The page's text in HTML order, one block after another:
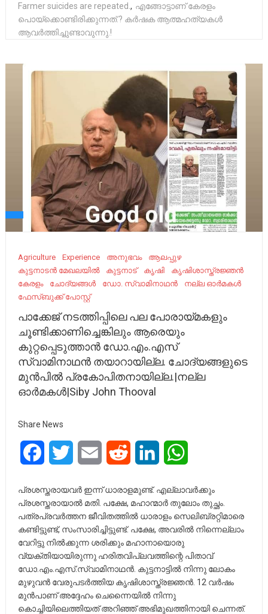
Farmer suicides are repeated., എങ്ങോട്ടാണ് കേരളം
പൊയ്ക്കൊണ്ടിരിക്കുന്നത്.? കർഷക ആത്മഹത്യകൾ
ആവർത്തിച്ചുണ്ടാവുന്നു.!
Agriculture Experience അനുഭവം
ആലപ്പുഴ
കുട്ടനാടന്‍ മേഖലയില്‍
കുട്ടനാട് കൃഷി
കൃഷിശാസ്ത്രജ്ഞൻ
കേരളം
ചോദ്യങ്ങൾ ഡോ. സ്വാമിനാഥൻ
നല്ല ഓർമകൾ
ഫേ​സ്ബു​ക്ക് പോ​സ്റ്റ്
പാക്കേജ് നടത്തിപ്പിലെ പല പോരായ്മകളും
ചൂണ്ടിക്കാണിച്ചെങ്കിലും ആരെയും
കുറ്റപ്പെടുത്താൻ ഡോ.എം.എസ്
സ്വാമിനാഥൻ തയാറായില്ല. ചോദ്യങ്ങളുടെ
മുൻപിൽ പ്രകോപിതനായില്ല.|നല്ല
ഓർമകൾ|Siby John Thooval
Share News
FacebookTwitter Email Reddit LinkedIn
പ്രശസ്തരായവർ ഇന്ന് ധാരാളമുണ്ട്. എല്ലാവർക്കും
പ്രശസ്തരായാൽ മതി. പക്ഷേ, മഹാന്മാർ തുലോം തുച്ഛം.
പത്രപ്രവർത്തന ജീവിതത്തിൽ ധാരാളം സെലിബ്രറ്റിമാരെ
കണ്ടിട്ടുണ്ട്, സംസാരിച്ചിട്ടുണ്ട്. പക്ഷേ, അവരിൽ നിന്നെല്ലാം
വേറിട്ടു നിൽക്കുന്ന ശരിക്കും മഹാനായൊരു
വ്യക്തിയായിരുന്നു ഹരിതവിപ്ലവത്തിന്റെ പിതാവ്
ഡോ.എം.എസ്.സ്വാമിനാഥൻ. കുട്ടനാട്ടിൽ നിന്നു ലോകം
മുഴുവൻ വേരുപടർത്തിയ കൃഷിശാസ്ത്രജ്ഞൻ. 12 വർഷം
മുൻപാണ് അദ്ദേഹം ചെന്നൈയിൽ നിന്നു
കൊച്ചിയിലെത്തിയത് അറിഞ്ഞ് അഭിമുഖത്തിനായി ചെന്നത്.